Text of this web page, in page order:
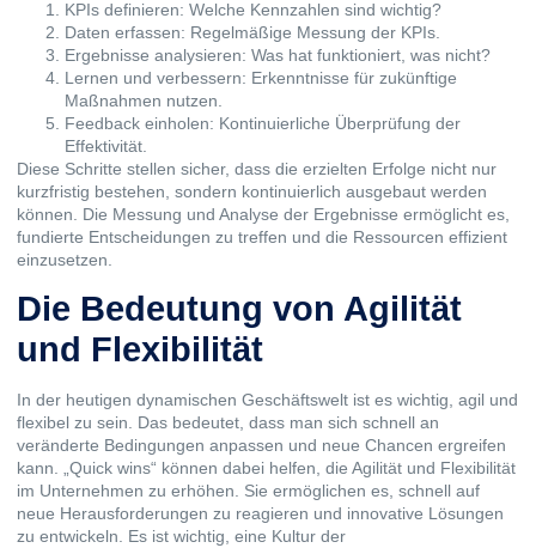
KPIs definieren: Welche Kennzahlen sind wichtig?
Daten erfassen: Regelmäßige Messung der KPIs.
Ergebnisse analysieren: Was hat funktioniert, was nicht?
Lernen und verbessern: Erkenntnisse für zukünftige
Maßnahmen nutzen.
Feedback einholen: Kontinuierliche Überprüfung der
Effektivität.
Diese Schritte stellen sicher, dass die erzielten Erfolge nicht nur
kurzfristig bestehen, sondern kontinuierlich ausgebaut werden
können. Die Messung und Analyse der Ergebnisse ermöglicht es,
fundierte Entscheidungen zu treffen und die Ressourcen effizient
einzusetzen.
Die Bedeutung von Agilität
und Flexibilität
In der heutigen dynamischen Geschäftswelt ist es wichtig, agil und
flexibel zu sein. Das bedeutet, dass man sich schnell an
veränderte Bedingungen anpassen und neue Chancen ergreifen
kann. „Quick wins“ können dabei helfen, die Agilität und Flexibilität
im Unternehmen zu erhöhen. Sie ermöglichen es, schnell auf
neue Herausforderungen zu reagieren und innovative Lösungen
zu entwickeln. Es ist wichtig, eine Kultur der